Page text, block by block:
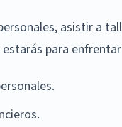
asistir a
para